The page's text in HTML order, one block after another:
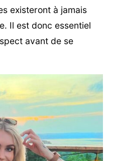
existeront à jamais
Il est donc essentiel
avant de se